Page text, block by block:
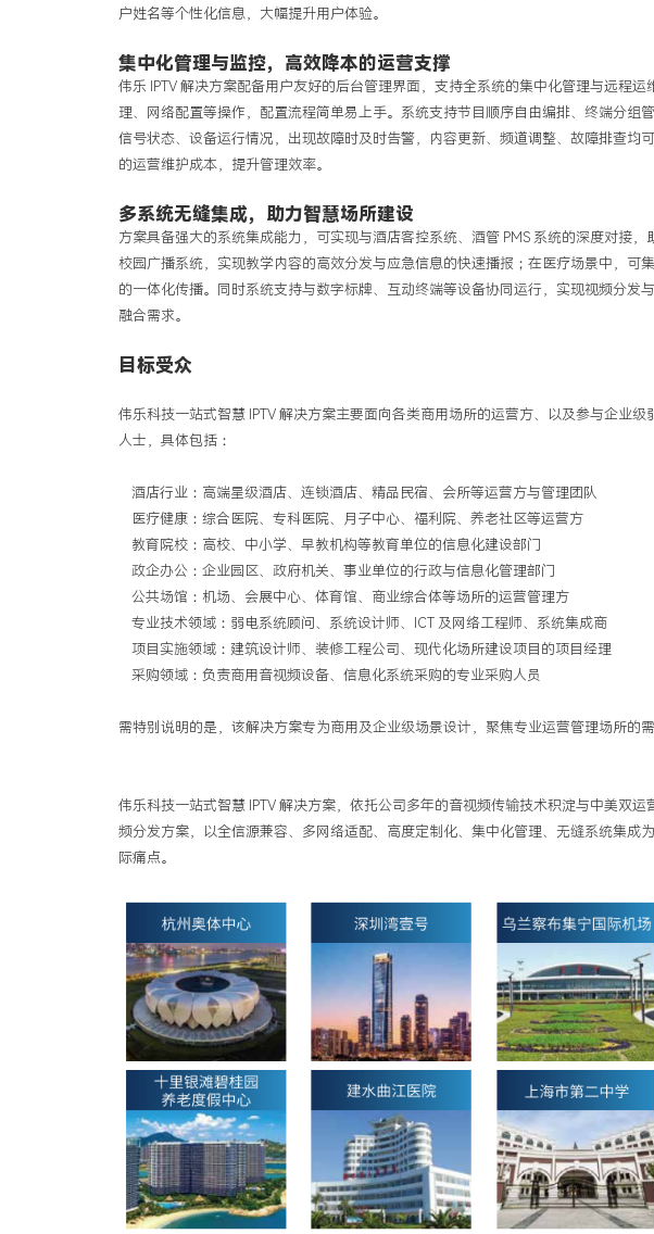
户姓名等个性化信息，大幅提升用户体验。
集中化管理与监控，高效降本的运营支撑
伟乐 IPTV解决方案配备用户友好的后台管理界面，支持全系统的集中化管理与远程
理、网络配置等操作，配置流程简单易上手。系统支持节目顺序自由编排、终端分组
信号状态、设备运行情况，出现故障时及时告警，内容更新、频道调整、故障排查均
的运营维护成本，提升管理效率。
多系统无缝集成，助力智慧场所建设
方案具备强大的系统集成能力，可实现与酒店客控系统、酒管 PMS 系统的深度对接，
校园广播系统，实现教学内容的高效分发与应急信息的快速播报；在医疗场景中，可
的一体化传播。同时系统支持与数字标牌、互动终端等设备协同运行，实现视频分发
融合需求。
目标受众
伟乐科技一站式智慧 IPTV解决方案主要面向各类商用场所的运营方、以及参与企业
人士，具体包括：
酒店行业：高端星级酒店、连锁酒店、精品民宿、会所等运营方与管理团队
医疗健康：综合医院、专科医院、月子中心、福利院、养老社区等运营方
教育院校：高校、中小学、早教机构等教育单位的信息化建设部门
政企办公：企业园区、政府机关、事业单位的行政与信息化管理部门
公共场馆：机场、会展中心、体育馆、商业综合体等场所的运营管理方
专业技术领域：弱电系统顾问、系统设计师、 ICT 及网络工程师、系统集成商
项目实施领域：建筑设计师、装修工程公司、现代化场所建设项目的项目经理
采购领域：负责商用音视频设备、信息化系统采购的专业采购人员
需特别说明的是，该解决方案专为商用及企业级场景设计，聚焦专业运营管理场所的
伟乐科技一站式智慧 IPTV解决方案，依托公司多年的音视频传输技术积淀与中美双
频分发方案，以全信源兼容、多网络适配、高度定制化、集中化管理、无缝系统集成
际痛点。